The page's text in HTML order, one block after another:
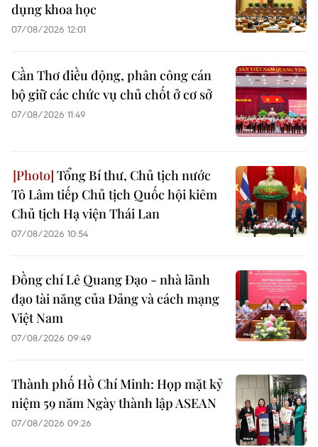
dụng khoa học
07/08/2026 12:01
Cần Thơ điều động, phân công cán
bộ giữ các chức vụ chủ chốt ở cơ sở
07/08/2026 11:49
Tổng Bí thư, Chủ tịch nước
Tô Lâm tiếp Chủ tịch Quốc hội kiêm
Chủ tịch Hạ viện Thái Lan
07/08/2026 10:54
Đồng chí Lê Quang Đạo - nhà lãnh
đạo tài năng của Đảng và cách mạng
Việt Nam
07/08/2026 09:49
Thành phố Hồ Chí Minh: Họp mặt kỷ
niệm 59 năm Ngày thành lập ASEAN
07/08/2026 09:26